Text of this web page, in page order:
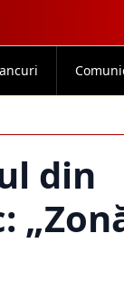
din